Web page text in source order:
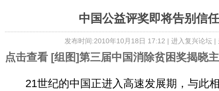
中国公益评奖即将告别信
发布时间:2010年10月18日 17:12 | 进入复兴论坛|
点击查看 [组图]第三届中国消除贫困奖揭晓
21世纪的中国正进入高速发展期，与此